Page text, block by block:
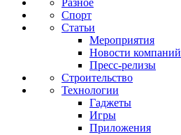
Разное
Спорт
Статьи
Мероприятия
Новости компаний
Пресс-релизы
Строительство
Технологии
Гаджеты
Игры
Приложения